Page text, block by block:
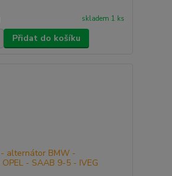
skladem 1 ks
Přidat do košíku